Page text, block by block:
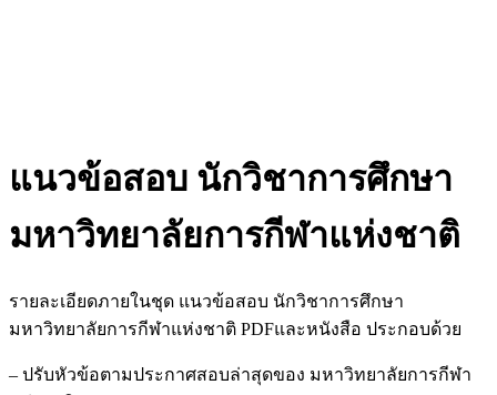
แนวข้อสอบ นักวิชาการศึกษา
มหาวิทยาลัยการกีฬาแห่งชาติ
รายละเอียดภายในชุด แนวข้อสอบ นักวิชาการศึกษา
มหาวิทยาลัยการกีฬาแห่งชาติ PDFและหนังสือ ประกอบด้วย
– ปรับหัวข้อตามประกาศสอบล่าสุดของ มหาวิทยาลัยการกีฬา